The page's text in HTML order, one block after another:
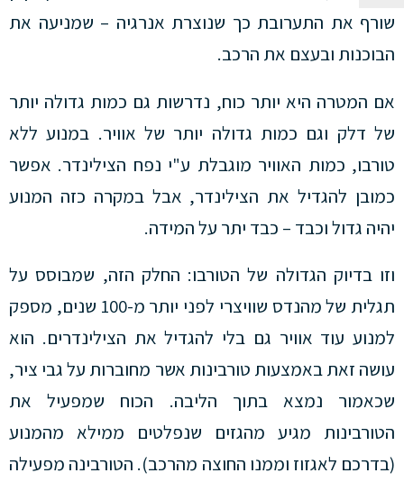
שורף את התערובת כך שנוצרת אנרגיה – שמניעה את
הבוכנות ובעצם את הרכב.
אם המטרה היא יותר כוח, נדרשות גם כמות גדולה יותר
של דלק וגם כמות גדולה יותר של אוויר. במנוע ללא
טורבו, כמות האוויר מוגבלת ע"י נפח הצילינדר. אפשר
כמובן להגדיל את הצילינדר, אבל במקרה כזה המנוע
יהיה גדול וכבד – כבד יתר על המידה.
וזו בדיוק הגדולה של הטורבו: החלק הזה, שמבוסס על
תגלית של מהנדס שוויצרי לפני יותר מ-100 שנים, מספק
למנוע עוד אוויר גם בלי להגדיל את הצילינדרים. הוא
עושה זאת באמצעות טורבינות אשר מחוברות על גבי ציר,
שכאמור נמצא בתוך הליבה. הכוח שמפעיל את
הטורבינות מגיע מהגזים שנפלטים ממילא מהמנוע
(בדרכם לאגזוז וממנו החוצה מהרכב). הטורבינה מפעילה